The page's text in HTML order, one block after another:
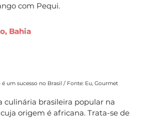
com Pequi.
Bahia
um sucesso no Brasil / Fonte: Eu, Gourmet
culinária brasileira popular na
origem é africana. Trata-se de